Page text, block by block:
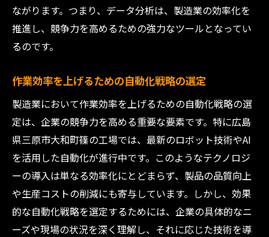
ながります。つまり、データ分析は、製造業の効率化を
推進し、競争力を高めるための強力なツールとなってい
るのです。
作業効率を上げるための自動化戦略の選定
製造業において作業効率を上げるための自動化戦略の選
定は、企業の競争力を高める重要な要素です。特に広島
県三原市大和町篠の工場では、最新のロボット技術やAI
を活用した自動化が進行中です。このようなテクノロジ
ーの導入は単なる効率化にとどまらず、製品の品質向上
や生産コストの削減にも寄与しています。しかし、効果
的な自動化戦略を選定するためには、企業の具体的なニ
ーズや現場の状況を深く理解し、それに応じた技術を導